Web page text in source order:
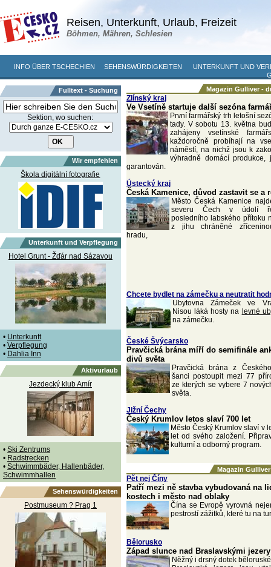
Reisen, Unterkunft, Urlaub, Freizeit
Böhmen, Mähren, Schlesien
INFO ÜBER TSCHECHIEN SEHENSWÜRDIGKEITEN
UNTERKUNFT UND
Fulltext - Suchung
Sektion, wo suchen:
Wir empfehlen
Škola digitální fotografie
Unterkunft und Verpflegung
Hotel Grunt - Žďár nad Sázavou
• Unterkunft
• Verpflegung
• Dahlia Inn
Aktivurlaub
Jezdecký klub Amír
• Ski Zentrums
• Radstrecken
• Schwimmbäder, Hallenbäder,
Schwimmhallen
Sehenswürdigkeiten
Postmuseum ? Prag 1
Magazin Gulliver -
Zlínský kraj
Ve Vsetíně startuje další sezóna
První farmářský trh letošní
tady. V sobotu 13. května
zahájeny vsetínské
každoročně probíhají na
náměstí, na nichž jsou k
výhradně domácí produkce,
garantován.
Ústecký kraj
Česká Kamenice, důvod zastavit se a
Město Česká Kamenice
severu Čech v údolí
posledního labského přítoku
z jihu chráněné
hradu,
Chcete bydlet na zámečku a neutratit
Ubytovna Zámeček ve
Nisou láká hosty na levné
na zámečku.
České Švýcarsko
Pravčická brána míří do semifinále
divů světa
Pravčická brána z
šanci postoupit mezi 77
ze kterých se vybere 7
světa.
Jižní Čechy
Český Krumlov letos slaví 700 let
Město Český Krumlov slaví v
let od svého založení.
kulturní a odborný program.
Magazin
Pět nej Číny
Patří mezi ně stavba vybudovaná na
kostech i město nad oblaky
Čína se Evropě vyrovná
pestrostí zážitků, které tu na
Bělorusko
Západ slunce nad Braslavskými jezery
Něžný i drsný dotek